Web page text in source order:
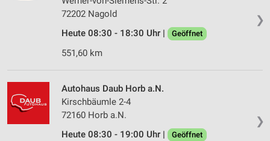
❯
72202 Nagold
Heute 08:30 - 18:30 Uhr |
Geöffnet
551,60 km
❯
Autohaus Daub Horb a.N.
Kirschbäumle 2-4
72160 Horb a.N.
Heute 08:30 - 19:00 Uhr |
Geöffnet